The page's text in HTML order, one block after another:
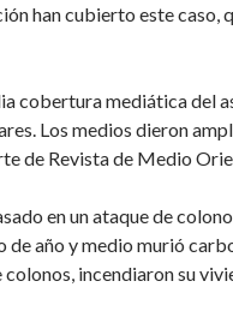
han cubierto este
cobertura mediática del
Los medios dieron
de Revista de Medio
en un ataque de
año y medio murió
incendiaron su